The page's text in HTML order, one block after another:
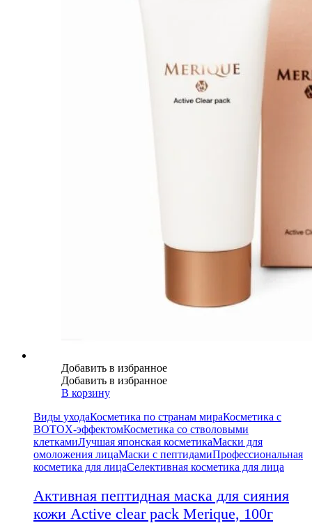
Добавить в избранное
Добавить в избранное
В корзину
Виды уходаКосметика по странам мираКосметика с
BOTOX-эффектомКосметика со стволовыми
клеткамиЛучшая японская косметикаМаски для
омоложения лицаМаски с пептидамиПрофессиональная
косметика для лицаСелективная косметика для лица
Активная пептидная маска для сияния
кожи Active clear pack Merique, 100г